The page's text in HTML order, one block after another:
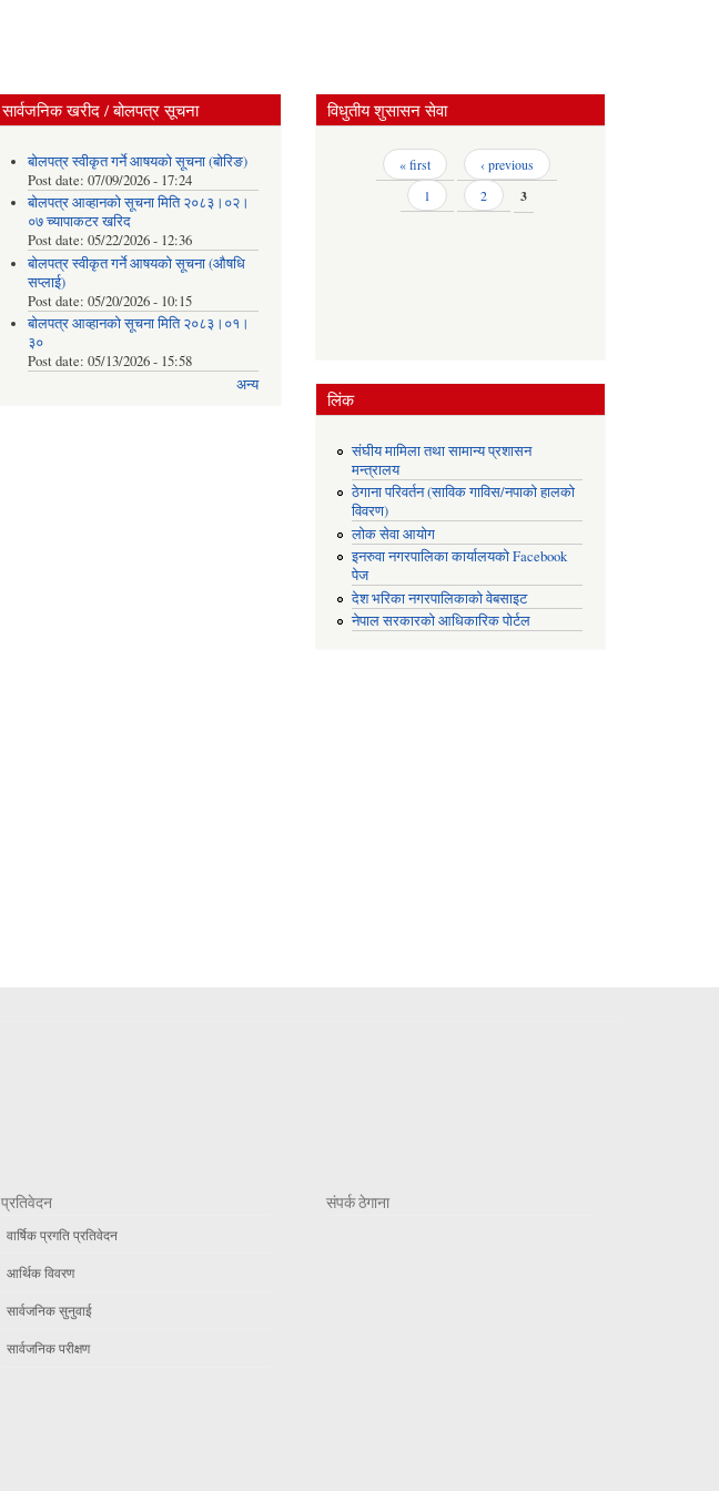
सार्वजनिक खरीद / बोलपत्र सूचना
बोलपत्र स्वीकृत गर्ने आषयको सूचना (बोरिङ)
Post date: 07/09/2026 - 17:24
बोलपत्र आव्हानको सूचना मिति २०८३।०२।
०७ च्यापाकटर खरिद
Post date: 05/22/2026 - 12:36
बोलपत्र स्वीकृत गर्ने आषयको सूचना (औषधि
सप्लाई)
Post date: 05/20/2026 - 10:15
बोलपत्र आव्हानको सूचना मिति २०८३।०१।
३०
Post date: 05/13/2026 - 15:58
अन्य
विधुतीय शुसासन सेवा
Pages « first
‹ previous
1
2 3
लिंक
संघीय मामिला तथा सामान्य प्रशासन
मन्त्रालय
ठेगाना परिवर्तन (साविक गाविस/नपाको हालको
विवरण)
लोक सेवा आयोग
इनरुवा नगरपालिका कार्यालयको Facebook
पेज
देश भरिका नगरपालिकाको वेबसाइट
नेपाल सरकारको आधिकारिक पोर्टल
प्रतिवेदन
वार्षिक प्रगति प्रतिवेदन
आर्थिक विवरण
सार्वजनिक सुनुवाई
सार्वजनिक परीक्षण
संपर्क ठेगाना